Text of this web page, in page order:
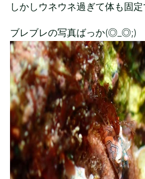
しかしウネウネ過ぎて体も固
ブレブレの写真ばっか(◎_◎;)